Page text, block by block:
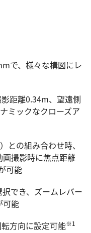
で、様々な構図にレ
距離0.34m、望遠側
ミックなクローズア
との組み合わせ時、
撮影時に焦点距離
可能
でき、ズームレバー
可能
方向に設定可能※1